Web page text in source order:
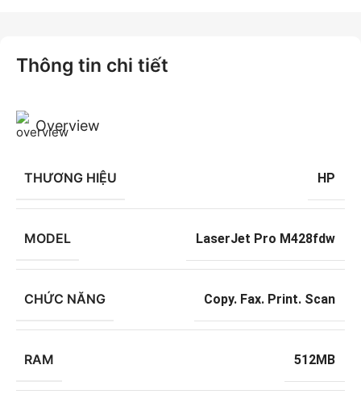
Thông tin chi tiết
Overview
THƯƠNG HIỆU HP
MODEL LaserJet Pro M428fdw
CHỨC NĂNG Copy. Fax. Print. Scan
RAM 512MB